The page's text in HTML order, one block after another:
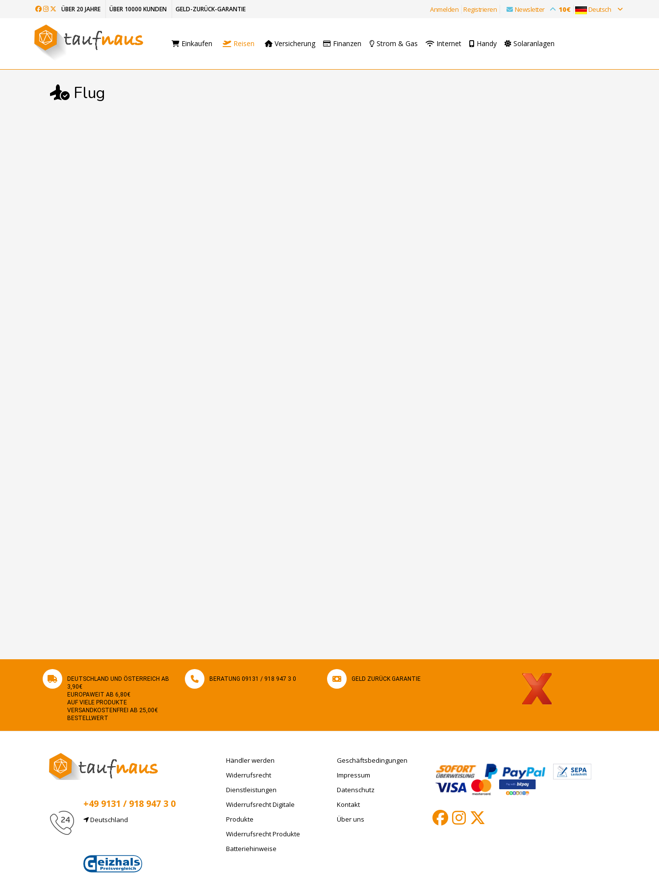
ÜBER 20 JAHRE ÜBER 10000 KUNDEN GELD-ZURÜCK-GARANTIE Anmelden Registrieren Newsletter 10€ Deutsch
Einkaufen Reisen Versicherung Finanzen Strom & Gas Internet Handy Solaranlagen
Flug
DEUTSCHLAND UND ÖSTERREICH AB
3,90€
EUROPAWEIT AB 6,80€
AUF VIELE PRODUKTE
VERSANDKOSTENFREI AB 25,00€
BESTELLWERT
BERATUNG 09131 / 918 947 3 0 GELD ZURÜCK GARANTIE
+49 9131 / 918 947 3 0
Deutschland
Händler werden
Widerrufsrecht
Dienstleistungen
Widerrufsrecht Digitale
Produkte
Widerrufsrecht Produkte
Batteriehinweise
Geschäftsbedingungen
Impressum
Datenschutz
Kontakt
Über uns